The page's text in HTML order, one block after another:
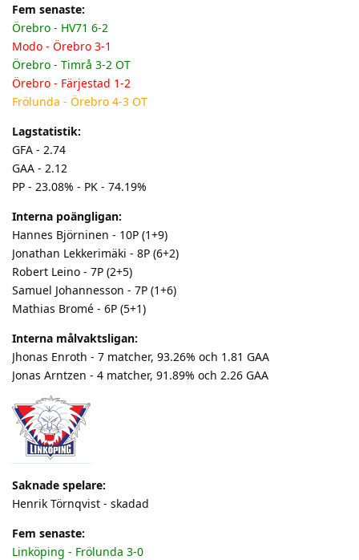
Fem senaste:
Örebro - HV71 6-2
Modo - Örebro 3-1
Örebro - Timrå 3-2 OT
Örebro - Färjestad 1-2
Frölunda - Örebro 4-3 OT
Lagstatistik:
GFA - 2.74
GAA - 2.12
PP - 23.08% - PK - 74.19%
Interna poängligan:
Hannes Björninen - 10P (1+9)
Jonathan Lekkerimäki - 8P (6+2)
Robert Leino - 7P (2+5)
Samuel Johannesson - 7P (1+6)
Mathias Bromé - 6P (5+1)
Interna målvaktsligan:
Jhonas Enroth - 7 matcher, 93.26% och 1.81 GAA
Jonas Arntzen - 4 matcher, 91.89% och 2.26 GAA
Saknade spelare:
Henrik Törnqvist - skadad
Fem senaste:
Linköping - Frölunda 3-0